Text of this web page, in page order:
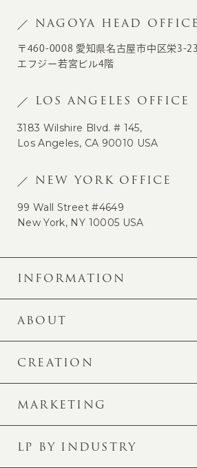
NAGOYA HEAD OFFICE
〒460-0008 愛知県名古屋市中区栄3-
エフジー若宮ビル4階
LOS ANGELES OFFICE
3183 Wilshire Blvd. # 145,
Los Angeles, CA 90010 USA
NEW YORK OFFICE
99 Wall Street #4649
New York, NY 10005 USA
INFORMATION
ABOUT
CREATION
MARKETING
LP BY INDUSTRY